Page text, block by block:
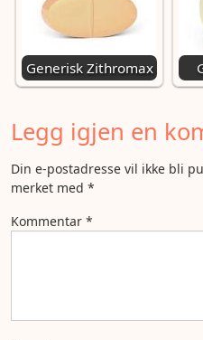
Generisk Zithromax
Legg igjen en
Din e-postadresse vil ikke bli
merket med *
Kommentar *